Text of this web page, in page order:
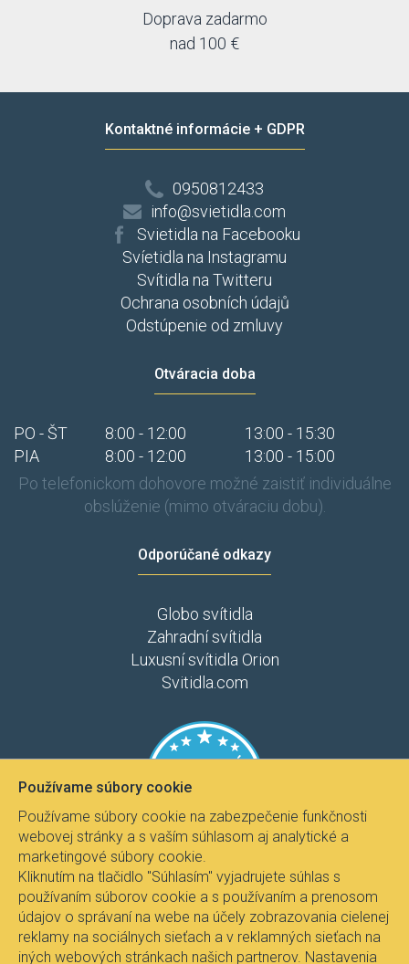
Doprava zadarmo
nad 100 €
Kontaktné informácie + GDPR
0950812433
info@svietidla.com
Svietidla na Facebooku
Svíetidla na Instagramu
Svítidla na Twitteru
Ochrana osobních údajů
Odstúpenie od zmluvy
Otváracia doba
PO - ŠT 8:00 - 12:00
13:00 - 15:30
PIA
8:00 - 12:00
13:00 - 15:00
Po telefonickom dohovore možné zaistiť individuálne
obslúženie (mimo otváraciu dobu).
Odporúčané odkazy
Globo svítidla
Zahradní svítidla
Luxusní svítidla Orion
Svitidla.com
Používame súbory cookie
Používame súbory cookie na zabezpečenie funkčnosti
webovej stránky a s vaším súhlasom aj analytické a
marketingové súbory cookie.
Kliknutím na tlačidlo "Súhlasím" vyjadrujete súhlas s
používaním súborov cookie a s používaním a prenosom
údajov o správaní na webe na účely zobrazovania cielenej
reklamy na sociálnych sieťach a v reklamných sieťach na
iných webových stránkach našich partnerov. Nastavenia